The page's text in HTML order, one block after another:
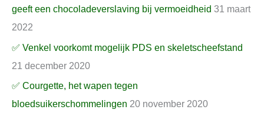
geeft een chocoladeverslaving bij vermoeidheid 31 maart
2022
✅ Venkel voorkomt mogelijk PDS en skeletscheefstand
21 december 2020
✅ Courgette, het wapen tegen
bloedsuikerschommelingen 20 november 2020